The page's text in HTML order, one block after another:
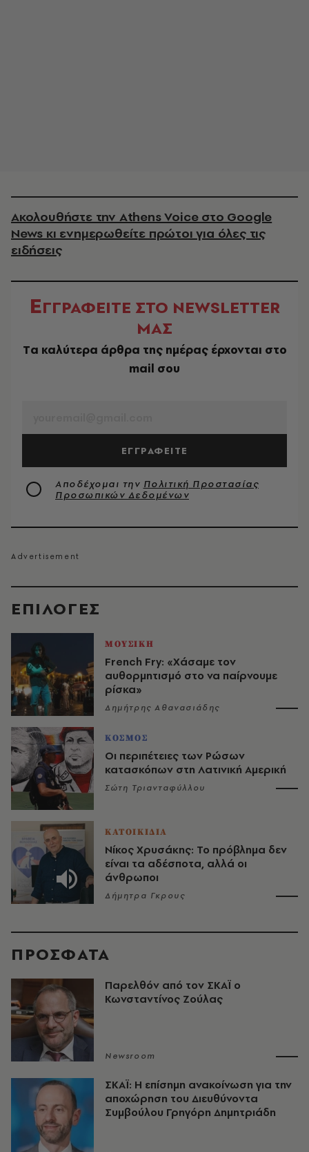
EΠΙΛΟΓΈΣ
ΜΟΥΣΙΚΗ
French Fry: «Χάσαμε τον
αυθορμητισμό στο να παίρνουμε
ρίσκα»
Δημήτρης Αθανασιάδης
ΚΟΣΜΟΣ
Οι περιπέτειες των Ρώσων
κατασκόπων στη Λατινική Αμερική
Σώτη Τριανταφύλλου
ΚΑΤΟΙΚΙΔΙΑ
Νίκος Χρυσάκης: Το πρόβλημα δεν
είναι τα αδέσποτα, αλλά οι
άνθρωποι
Δήμητρα Γκρους
Ακολουθήστε την Athens Voice στο Google
News κι ενημερωθείτε πρώτοι για όλες τις
ειδήσεις
ΕΓΓΡΑΦΕΙΤΕ ΣΤΟ NEWSLETTER
ΜΑΣ
Tα καλύτερα άρθρα της ημέρας έρχονται στο
mail σου
ΕΓΓΡΑΦΕΙΤΕ
Αποδέχομαι την Πολιτική Προστασίας
Προσωπικών Δεδομένων
ΠΡΟΣΦΑΤΑ
Παρελθόν από τον ΣΚΑΪ ο
Κωνσταντίνος Ζούλας
Newsroom
ΣΚΑΪ: Η επίσημη ανακοίνωση για την
αποχώρηση του Διευθύνοντα
Συμβούλου Γρηγόρη Δημητριάδη